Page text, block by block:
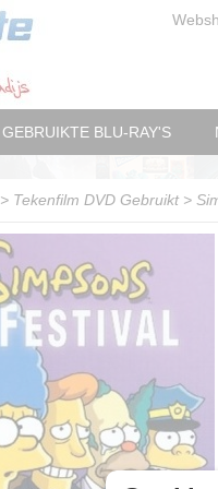
GEBRUIKTE BLU-RAY'S
> Tekenfilm DVD Gebruikt >